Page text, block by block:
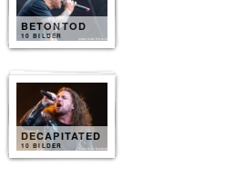
BETONTOD
10 BILDER
DECAPITATED
10 BILDER